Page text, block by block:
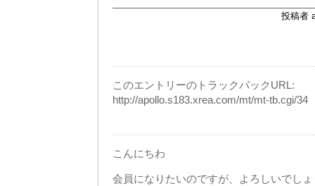
投稿者
このエントリーのトラックバックURL:
http://apollo.s183.xrea.com/mt/mt-tb.cgi/34
こんにちわ
会員になりたいのですが、よろしいでし